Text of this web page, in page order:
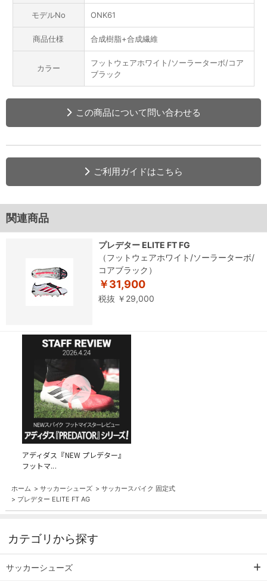
モデルNo ONK61
商品仕様 合成樹脂+合成繊維
カラー
フットウェアホワイト/ソーラーターボ/コア
ブラック
この商品について問い合わせる
ご利用ガイドはこちら
関連商品
プレデター ELITE FT FG
（フットウェアホワイト/ソーラーターボ/
コアブラック）
￥31,900
税抜 ￥29,000
アディダス『NEW プレデター』
フットマ...
ホーム > サッカーシューズ > サッカースパイク 固定式
> プレデター ELITE FT AG
カテゴリから探す
サッカーシューズ